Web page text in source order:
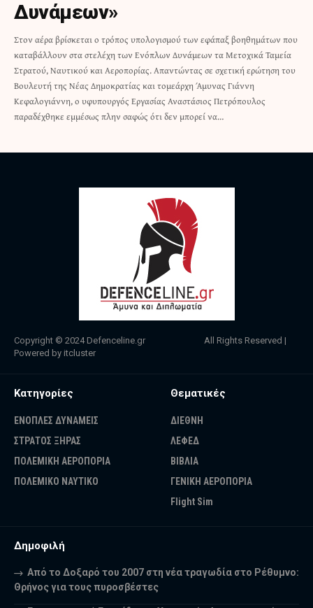
Δυνάμεων»
Στον αέρα βρίσκεται ο τρόπος υπολογισμού των εφάπαξ βοηθημάτων που
καταβάλλουν στα στελέχη των Ενόπλων Δυνάμεων τα Μετοχικά Ταμεία
Στρατού, Ναυτικού και Αεροπορίας. Απαντώντας σε σχετική ερώτηση του
Βουλευτή της Νέας Δημοκρατίας και τομεάρχη Άμυνας Γιάννη
Κεφαλογιάννη, ο υφυπουργός Εργασίας Αναστάσιος Πετρόπουλος
παραδέχθηκε εμμέσως πλην σαφώς ότι δεν μπορεί να…
Copyright © 2024 Defenceline.gr All Rights Reserved |
Powered by itcluster
Κατηγορίες
ΕΝΟΠΛΕΣ ΔΥΝΑΜΕΙΣ
ΣΤΡΑΤΟΣ ΞΗΡΑΣ
ΠΟΛΕΜΙΚΗ ΑΕΡΟΠΟΡΙΑ
ΠΟΛΕΜΙΚΟ ΝΑΥΤΙΚΟ
Θεματικές
ΔΙΕΘΝΗ
ΛΕΦΕΔ
ΒΙΒΛΙΑ
ΓΕΝΙΚΗ ΑΕΡΟΠΟΡΙΑ
Flight Sim
Δημοφιλή
Από το Δοξαρό του 2007 στη νέα τραγωδία στο Ρέθυμνο:
Θρήνος για τους πυροσβέστες